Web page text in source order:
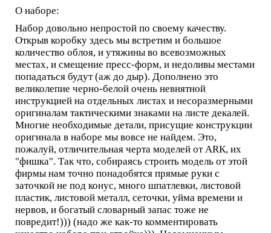
О наборе:
Набор довольно непростой по своему качеству.
Открыв коробку здесь мы встретим и большое
количество облоя, и утяжины во всевозможных
местах, и смещение пресс-форм, и недоливы местами
попадаться будут (аж до дыр). Дополнено это
великолепие черно-белой очень невнятной
инструкцией на отдельных листах и несоразмерными
оригиналам тактическими знаками на листе декалей.
Многие необходимые детали, присущие конструкции
оригинала в наборе мы вовсе не найдем. Это,
пожалуй, отличительная черта моделей от ARК, их
"фишка". Так что, собираясь строить модель от этой
фирмы нам точно понадобятся прямые руки с
заточкой не под конус, много шпатлевки, листовой
пластик, листовой металл, сеточки, уйма времени и
нервов, и богатый словарный запас тоже не
повредит!))) (надо же как-то комментировать